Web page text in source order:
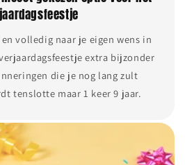
volledig naar je eigen wens in
extra bijzonder
die je nog lang zult
tenslotte maar 1 keer 9 jaar.